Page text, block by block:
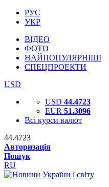
РУС
УКР
ВІДЕО
ФОТО
НАЙПОПУЛЯРНІШІ
СПЕЦПРОЕКТИ
USD
USD 44.4723
EUR 51.3096
Всі курси валют
44.4723
Авторизація
Пошук
RU